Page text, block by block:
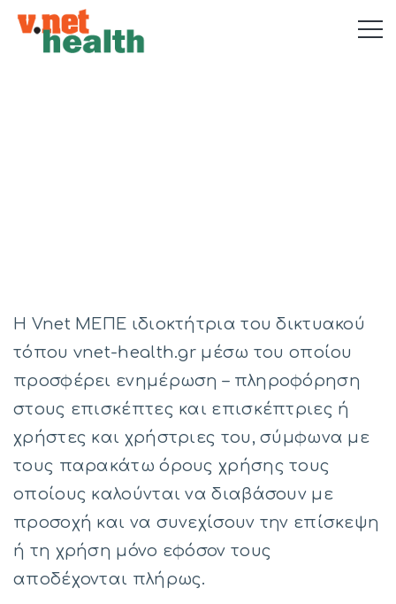
H Vnet ΜΕΠΕ ιδιοκτήτρια του δικτυακού
τόπου vnet-health.gr μέσω του οποίου
προσφέρει ενημέρωση – πληροφόρηση
στους επισκέπτες και επισκέπτριες ή
χρήστες και χρήστριες του, σύμφωνα με
τους παρακάτω όρους χρήσης τους
οποίους καλούνται να διαβάσουν με
προσοχή και να συνεχίσουν την επίσκεψη
ή τη χρήση μόνο εφόσον τους
αποδέχονται πλήρως.